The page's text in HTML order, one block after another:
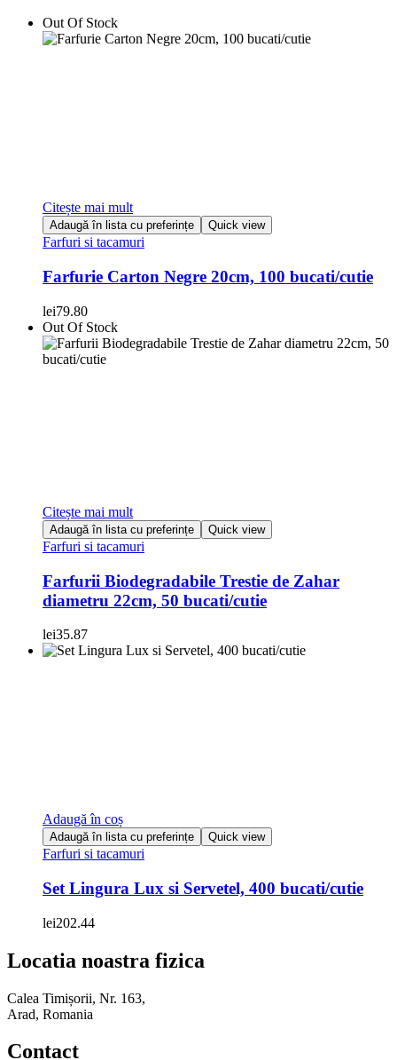
Out Of Stock
Citește mai mult
Adaugă în lista cu preferințe Quick view
Farfuri si tacamuri
Farfurie Carton Negre 20cm, 100 bucati/cutie
lei79.80
Out Of Stock
Citește mai mult
Adaugă în lista cu preferințe Quick view
Farfuri si tacamuri
Farfurii Biodegradabile Trestie de Zahar
diametru 22cm, 50 bucati/cutie
lei35.87
Adaugă în coș
Adaugă în lista cu preferințe Quick view
Farfuri si tacamuri
Set Lingura Lux si Servetel, 400 bucati/cutie
lei202.44
Locatia noastra fizica
Calea Timișorii, Nr. 163,
Arad, Romania
Contact